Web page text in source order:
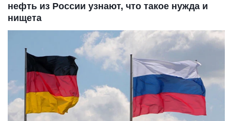
нефть из России узнают, что такое нужда и
нищета